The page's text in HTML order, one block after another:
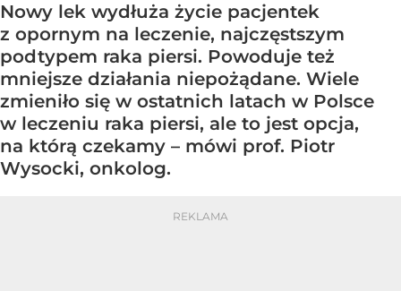
Nowy lek wydłuża życie pacjentek
z opornym na leczenie, najczęstszym
podtypem raka piersi. Powoduje też
mniejsze działania niepożądane. Wiele
zmieniło się w ostatnich latach w Polsce
w leczeniu raka piersi, ale to jest opcja,
na którą czekamy – mówi prof. Piotr
Wysocki, onkolog.